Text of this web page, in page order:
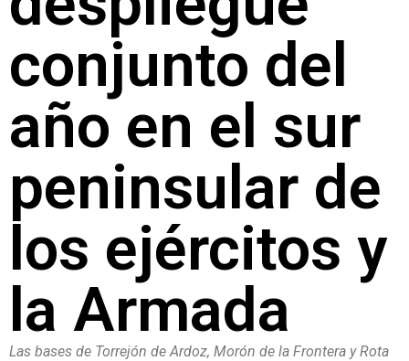
conjunto del
año en el sur
peninsular de
los ejércitos y
la Armada
Las bases de Torrejón de Ardoz, Morón de la Frontera y Rota